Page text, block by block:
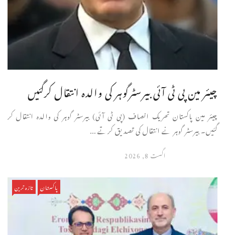
چیئر مین پی ٹی آئی بیرسٹرگوہر کی والدہ انتقال کرگئیں
چیئر مین پاکستان تحریک انصاف (پی ٹی آئی) بیرسٹر گوہر کی والدہ انتقال کر
گئیں۔ بیرسٹر گوہر نے انتقال کی تصدیق کرتے ...
اگست 8, 2026
پاکستان تازہ ترین